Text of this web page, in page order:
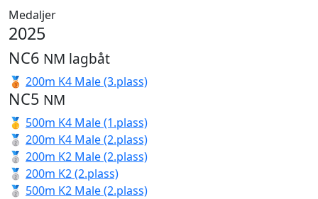
Medaljer
2025
NC6 NM lagbåt
🥉 200m K4 Male (3.plass)
NC5 NM
🥇 500m K4 Male (1.plass)
🥈 200m K4 Male (2.plass)
🥈 200m K2 Male (2.plass)
🥈 200m K2 (2.plass)
🥈 500m K2 Male (2.plass)